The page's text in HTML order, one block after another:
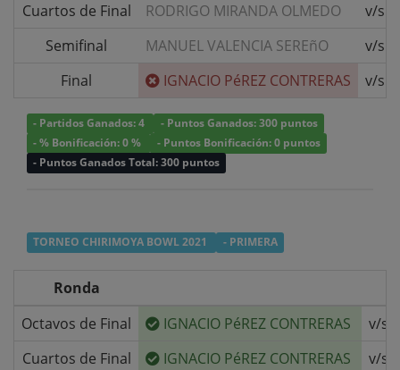
Cuartos de Final
RODRIGO MIRANDA OLMEDO
v/s
Semifinal
MANUEL VALENCIA SEREñO
v/s
Final
IGNACIO PéREZ CONTRERAS v/s
- Partidos Ganados: 4
- Puntos Ganados: 300 puntos
- % Bonificación: 0 %
- Puntos Bonificación: 0 puntos
- Puntos Ganados Total: 300 puntos
TORNEO CHIRIMOYA BOWL 2021 - PRIMERA
Ronda
Octavos de Final
IGNACIO PéREZ CONTRERAS
v/s
Cuartos de Final
IGNACIO PéREZ CONTRERAS
v/s